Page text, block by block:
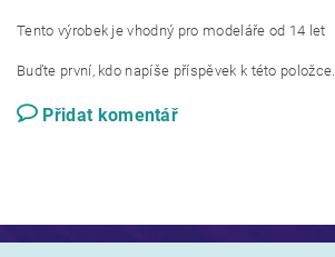
Tento výrobek je vhodný pro modeláře od 14 let
Buďte první, kdo napíše příspěvek k této položce.
Přidat komentář